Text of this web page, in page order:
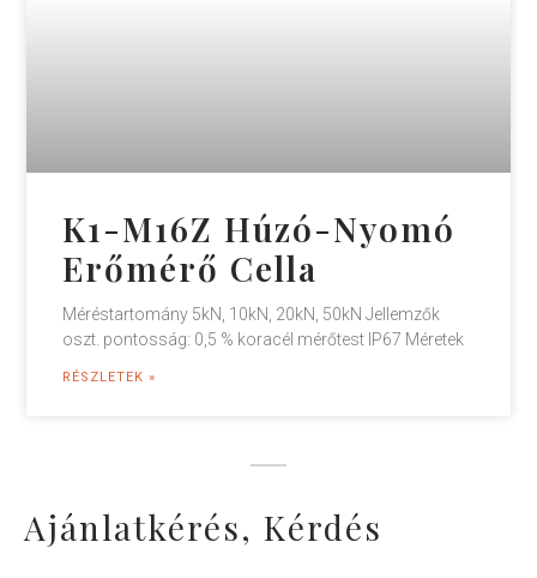
K1-M16Z Húzó-Nyomó
Erőmérő Cella
Méréstartomány 5kN, 10kN, 20kN, 50kN Jellemzők
oszt. pontosság: 0,5 % koracél mérőtest IP67 Méretek
RÉSZLETEK »
Ajánlatkérés, Kérdés